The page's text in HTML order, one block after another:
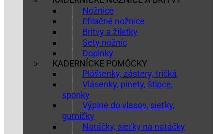
Nožnice
Efilačné nožnice
Britvy a žiletky
Sety nožníc
Doplnky
KADERNÍCKE POMÔCKY
Pláštenky, zástery, tričká
Vlásenky, pinety, štipce,
sponky
Výplne do vlasov, sieťky,
gumičky
Natáčky, sieťky na natáčky